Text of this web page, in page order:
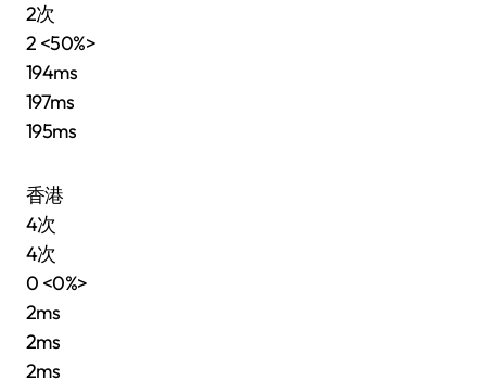
2次
2 <50%>
194ms
197ms
195ms
香港
4次
4次
0 <0%>
2ms
2ms
2ms